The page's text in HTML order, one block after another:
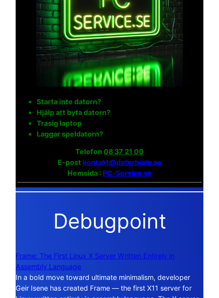
Starta inte datorn?
Hjälp att byta datorn?
Trasig laptop
Laggar speldatorn?
Telefon 08 37 21 00
E-post kontakt@datorhjalp.se
Hemsida :PC-Service.se
Debugpoint
Frame: The First Linux X Server Written Entirely in
Assembly Language
In a bold move toward ultimate minimalism, developer
Geir Isene has created Frame — the first X11 server for